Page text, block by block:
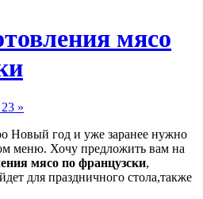
мясо
»
Новый год и уже заранее нужно
меню. Хочу предложить вам на
мясо по французски,
для праздничного стола,также